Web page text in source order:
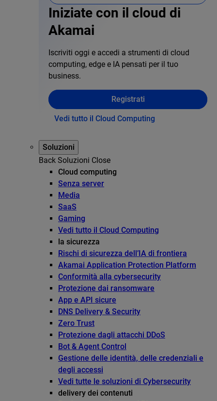
Iniziate con il cloud di
Akamai
Iscriviti oggi e accedi a strumenti di cloud
computing, edge e IA pensati per il tuo
business.
Registrati
Vedi tutto il Cloud Computing
Soluzioni
Back Soluzioni Close
Cloud computing
Senza server
Media
SaaS
Gaming
Vedi tutto il Cloud Computing
la sicurezza
Rischi di sicurezza dell’IA di frontiera
Akamai Application Protection Platform
Conformità alla cybersecurity
Protezione dai ransomware
App e API sicure
DNS Delivery & Security
Zero Trust
Protezione dagli attacchi DDoS
Bot & Agent Control
Gestione delle identità, delle credenziali e
degli accessi
Vedi tutte le soluzioni di Cybersecurity
delivery dei contenuti